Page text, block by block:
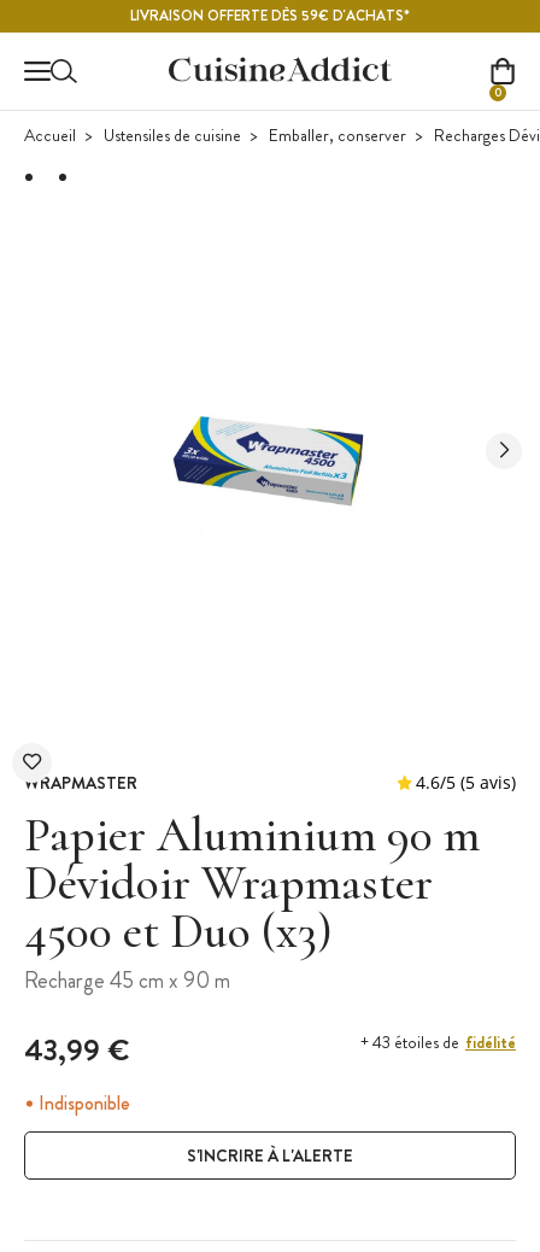
LIVRAISON OFFERTE DÈS 59€ D'ACHATS*
0
Accueil Ustensiles de cuisine Emballer, conserver Recharges
WRAPMASTER
Papier Aluminium 90 m
Dévidoir Wrapmaster
4500 et Duo (x3)
Recharge 45 cm x 90 m
43,99 € + 43 étoiles de fidélité
Indisponible
S'INCRIRE À L'ALERTE